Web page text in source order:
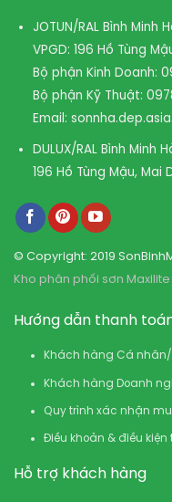
JOTUN/RAL Bình Minh
VPGD: 196 Hồ Tùng
Bộ phận Kinh Doanh:
Bộ phận Kỹ Thuật:
Email:
DULUX/RAL Bình Minh
196 Hồ Tùng Mậu, Mai
© Copyright: 2019
Kho phân phối sơn
Hướng dẫn thanh
Khách hàng Cá
Khách hàng Doanh
Quy trình xác nhận
Điều khoản & điều
Hỗ trợ khách hàng